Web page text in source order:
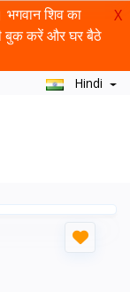
भगवान शिव का
बुक करें और घर बैठे
X
Hindi